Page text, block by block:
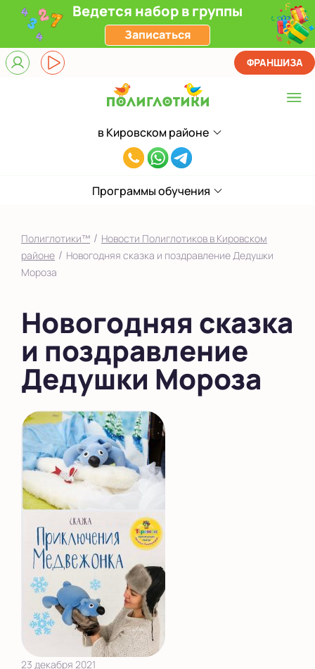
Ведется набор в группы
Записаться
в Кировском районе
Выберите центр
в Кировском районе
на Садовом
Выбрать другой город
8(994)828-
43
ФРАНШИЗА
Программы обучения
Полиглотики™ / Новости Полиглотиков в Кировском
районе / Новогодняя сказка и поздравление Дедушки
Мороза
Новогодняя сказка
и поздравление
Дедушки Мороза
23 декабря 2021